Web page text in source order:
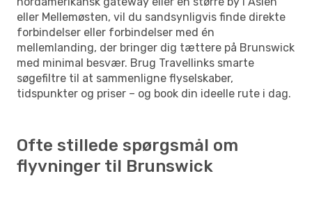
eller Mellemøsten, vil du sandsynligvis finde direkte
forbindelser eller forbindelser med én
mellemlanding, der bringer dig tættere på Brunswick
med minimal besvær. Brug Travellinks smarte
søgefiltre til at sammenligne flyselskaber,
tidspunkter og priser – og book din ideelle rute i dag.
Ofte stillede spørgsmål om
flyvninger til Brunswick